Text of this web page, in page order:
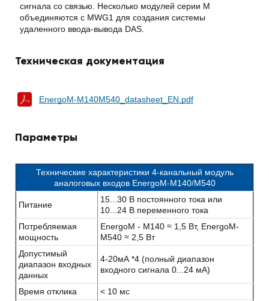
сигнала со связью. Несколько модулей серии M
объединяются с MWG1 для создания системы
удаленного ввода-вывода DAS.
Техническая документация
EnergoM-M140M540_datasheet_EN.pdf
Параметры
Технические характеристики 4-канальный модуль
аналоговых входов EnergoM-M140/M540
Питание
15...30 В постоянного тока или
10...24 В переменного тока
Потребляемая
мощность
EnergoM - M140 ≈ 1,5 Вт, EnergoM-
M540 ≈ 2,5 Вт
Допустимый
диапазон входных
данных
4-20мА *4 (полный диапазон
входного сигнала 0...24 мА)
Время отклика
< 10 мс